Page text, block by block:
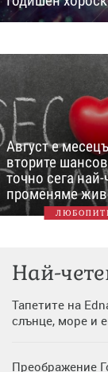
Август е
вторите
точно сега най-
променяме
Най-
Тапетите на
слънце, море и
Преображение